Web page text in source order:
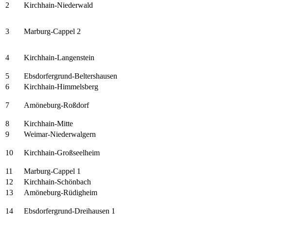
2 Kirchhain-Niederwald
3 Marburg-Cappel 2
4 Kirchhain-Langenstein
5
Ebsdorfergrund-Beltershausen
6
Kirchhain-Himmelsberg
7 Amöneburg-Roßdorf
8
Kirchhain-Mitte
9
Weimar-Niederwalgern
10 Kirchhain-Großseelheim
11
Marburg-Cappel 1
12
Kirchhain-Schönbach
13
Amöneburg-Rüdigheim
14 Ebsdorfergrund-Dreihausen 1